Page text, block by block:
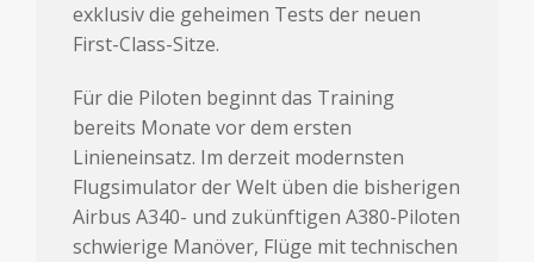
exklusiv die geheimen Tests der neuen
First-Class-Sitze.
Für die Piloten beginnt das Training
bereits Monate vor dem ersten
Linieneinsatz. Im derzeit modernsten
Flugsimulator der Welt üben die bisherigen
Airbus A340- und zukünftigen A380-Piloten
schwierige Manöver, Flüge mit technischen